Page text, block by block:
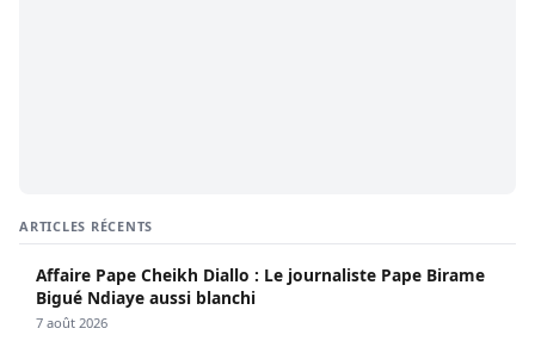
ARTICLES RÉCENTS
Affaire Pape Cheikh Diallo : Le journaliste Pape Birame
Bigué Ndiaye aussi blanchi
7 août 2026